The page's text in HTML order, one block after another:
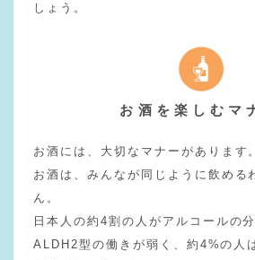
しょう。
お酒を楽しむマ
お酒には、大切なマナーがあります。
お酒は、みんなが同じように飲める
ん。
日本人の約4割の人がアルコールの
ALDH2型の働きが弱く、約4%の人